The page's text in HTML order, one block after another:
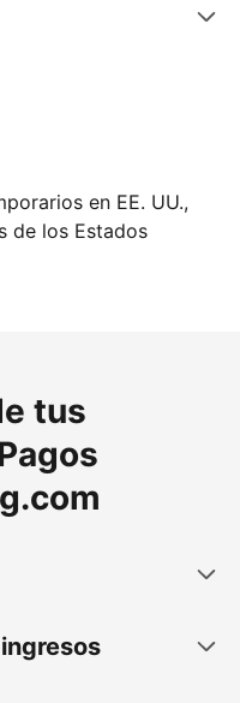
hoy
en EE. UU.,
de los Estados
tus